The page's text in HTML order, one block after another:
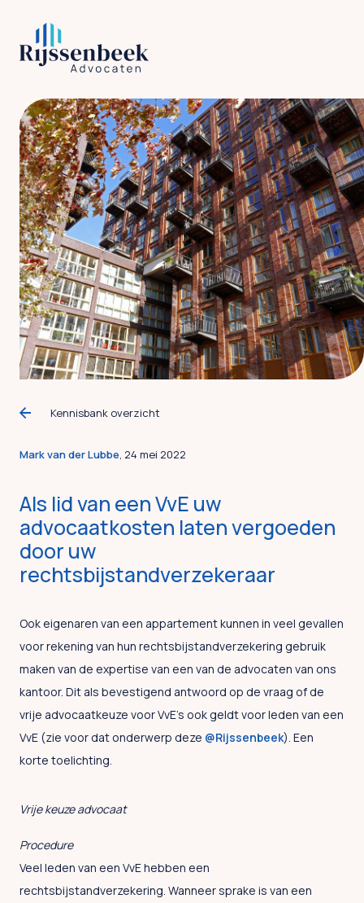
Kennisbank overzicht
Mark van der Lubbe, 24 mei 2022
Als lid van een VvE uw
advocaatkosten laten vergoeden
door uw
rechtsbijstandverzekeraar
Ook eigenaren van een appartement kunnen in veel gevallen
voor rekening van hun rechtsbijstandverzekering gebruik
maken van de expertise van een van de advocaten van ons
kantoor. Dit als bevestigend antwoord op de vraag of de
vrije advocaatkeuze voor VvE’s ook geldt voor leden van een
VvE (zie voor dat onderwerp deze @Rijssenbeek). Een
korte toelichting.
Vrije keuze advocaat
Procedure
Veel leden van een VvE hebben een
rechtsbijstandverzekering. Wanneer sprake is van een